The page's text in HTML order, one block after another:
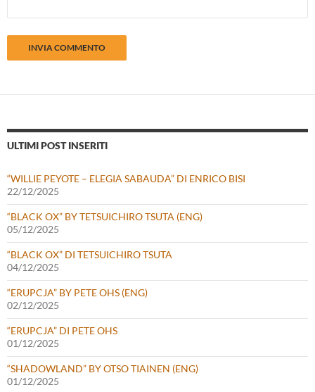
ULTIMI POST INSERITI
“WILLIE PEYOTE – ELEGIA SABAUDA” DI ENRICO BISI
22/12/2025
“BLACK OX” BY TETSUICHIRO TSUTA (ENG)
05/12/2025
“BLACK OX” DI TETSUICHIRO TSUTA
04/12/2025
“ERUPCJA” BY PETE OHS (ENG)
02/12/2025
“ERUPCJA” DI PETE OHS
01/12/2025
“SHADOWLAND” BY OTSO TIAINEN (ENG)
01/12/2025